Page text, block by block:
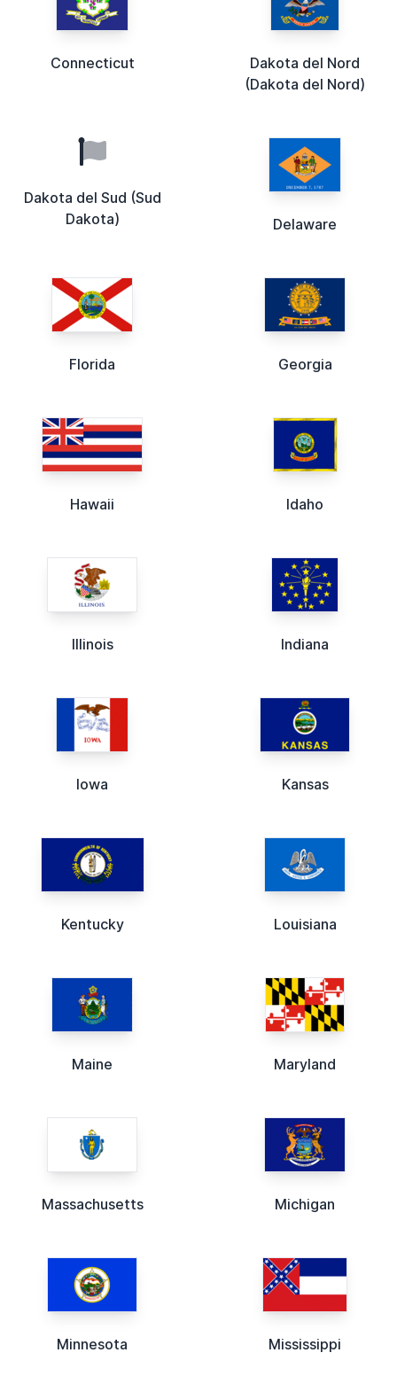
Connecticut
Dakota del Nord
(Dakota del Nord)
Dakota del Sud (Sud
Dakota)
Delaware
Florida Georgia
Hawaii Idaho
Illinois Indiana
Iowa Kansas
Kentucky Louisiana
Maine Maryland
Massachusetts Michigan
Minnesota Mississippi